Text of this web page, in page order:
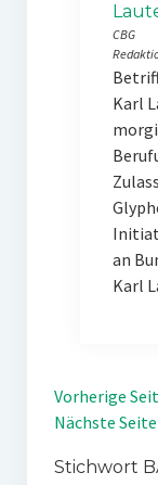
CBG
Karl
an
Karl
Vorherige
Nächste Seite
Stichwort